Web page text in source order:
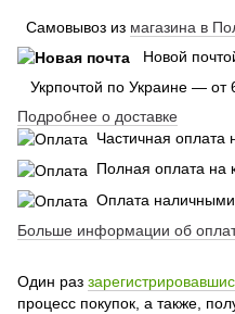
Самовывоз из магазина в
Новой
Укрпочтой по Украине — от
Подробнее о доставке
Частичная оплата
Полная оплата на
Оплата
Больше информации об
Один раз
процесс покупок, а также,